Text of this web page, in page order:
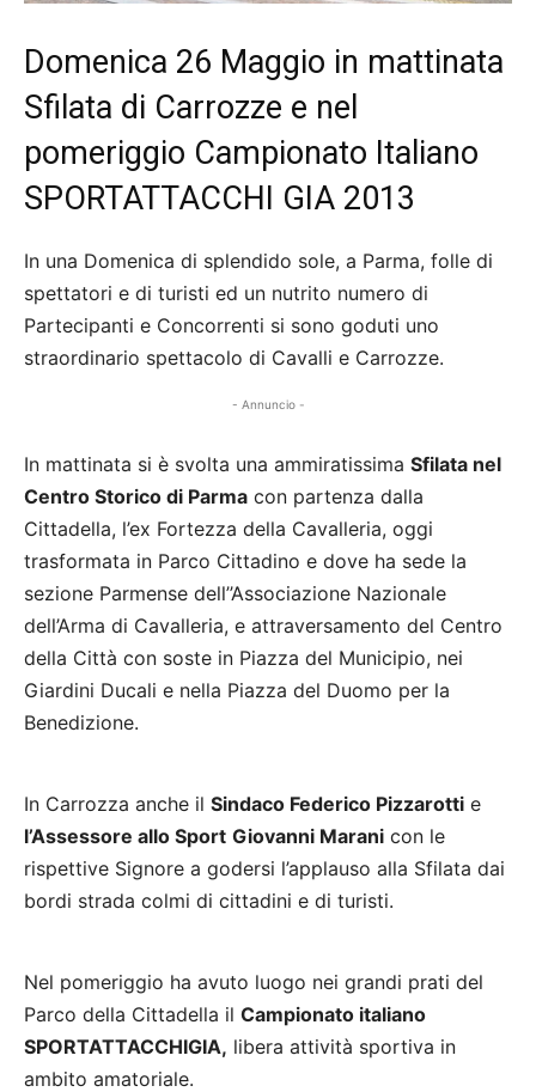
Domenica 26 Maggio in mattinata
Sfilata di Carrozze e nel
pomeriggio Campionato Italiano
SPORTATTACCHI GIA 2013
In una Domenica di splendido sole, a Parma, folle di
spettatori e di turisti ed un nutrito numero di
Partecipanti e Concorrenti si sono goduti uno
straordinario spettacolo di Cavalli e Carrozze.
- Annuncio -
In mattinata si è svolta una ammiratissima Sfilata nel
Centro Storico di Parma con partenza dalla
Cittadella, l’ex Fortezza della Cavalleria, oggi
trasformata in Parco Cittadino e dove ha sede la
sezione Parmense dell’’Associazione Nazionale
dell’Arma di Cavalleria, e attraversamento del Centro
della Città con soste in Piazza del Municipio, nei
Giardini Ducali e nella Piazza del Duomo per la
Benedizione.
In Carrozza anche il Sindaco Federico Pizzarotti e
l’Assessore allo Sport Giovanni Marani con le
rispettive Signore a godersi l’applauso alla Sfilata dai
bordi strada colmi di cittadini e di turisti.
Nel pomeriggio ha avuto luogo nei grandi prati del
Parco della Cittadella il Campionato italiano
SPORTATTACCHIGIA, libera attività sportiva in
ambito amatoriale.